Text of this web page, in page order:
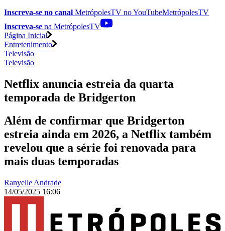
Inscreva-se no canal MetrópolesTV noYouTubeMetrópolesTV
Inscreva-se na MetrópolesTV
Página Inicial
Entretenimento
Televisão
Televisão
Netflix anuncia estreia da quarta
temporada de Bridgerton
Além de confirmar que Bridgerton
estreia ainda em 2026, a Netflix também
revelou que a série foi renovada para
mais duas temporadas
Ranyelle Andrade
14/05/2025 16:06